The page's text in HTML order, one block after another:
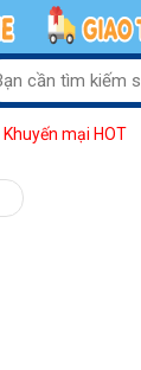
Khuyến mại HOT